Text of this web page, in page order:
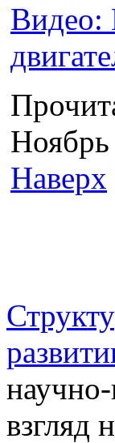
Видео:
Ноябрь
Наверх
взгляд